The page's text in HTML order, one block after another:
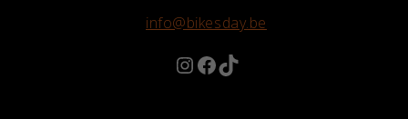
info@bikesday.be
Instagram
Facebook
TikTok